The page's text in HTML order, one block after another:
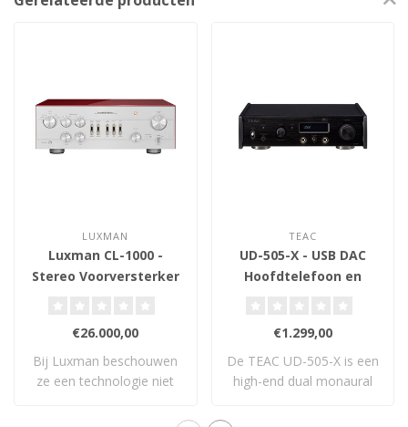
LUXMAN
Luxman CL-1000 -
Stereo Voorversterker
€26.000,00
Bij Luxman beschouwen
ze een technologie niet
TEAC
UD-505-X - USB DAC
Hoofdtelefoon en
€1.299,00
De TEAC UD-505-X is een
high-end dual monaural